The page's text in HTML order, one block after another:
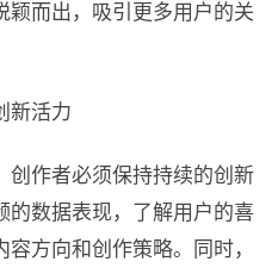
颖而出，吸引更多用户的关
新活力
创作者必须保持持续的创新
的数据表现，了解用户的喜
方向和创作策略。同时，